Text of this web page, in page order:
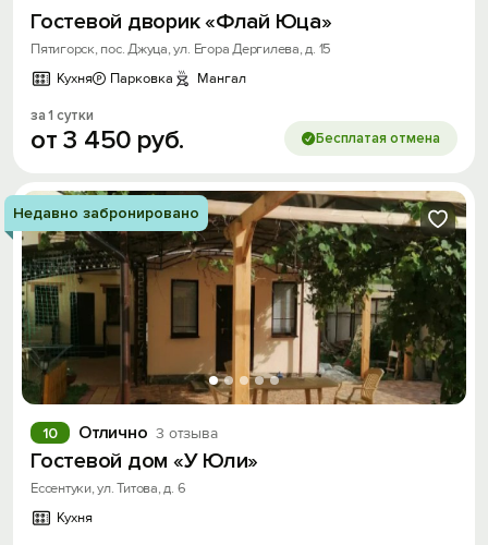
Гостевой дворик «Флай Юца»
Пятигорск, пос. Джуца, ул. Егора Дергилева, д. 15
Кухня
Парковка Мангал
за 1 сутки
от3 450 руб. Бесплатая отмена
Недавно забронировано
Отлично 3 отзыва
10
Гостевой дом «У Юли»
Ессентуки, ул. Титова, д. 6
Кухня